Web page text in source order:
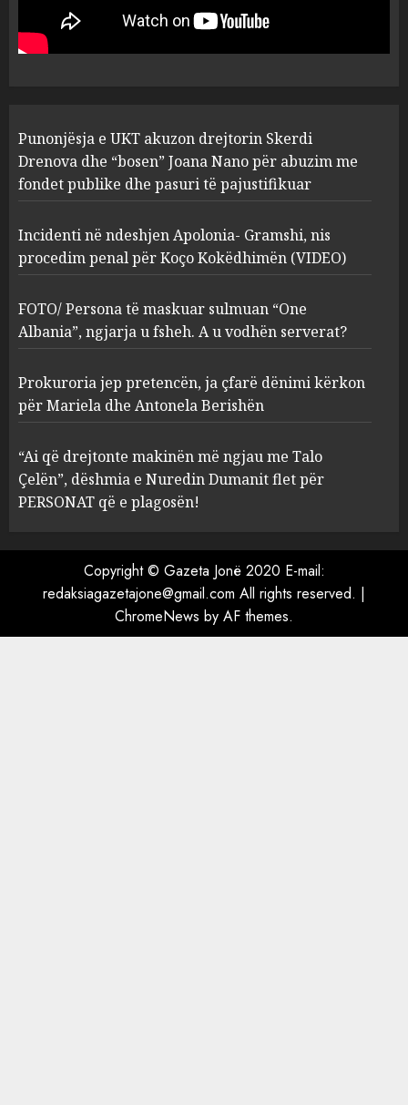
1
“bosen” Joana Nano për
abuzim me fondet publike dhe
pasuri të pajustifikuar
2
Apolonia- Gramshi, nis
procedim penal për Koço
Kokëdhimën (VIDEO)
MARCH 27, 2025
3
FOTO/ Persona të maskuar
sulmuan “One Albania”,
ngjarja u fsheh. A u vodhën
serverat?
MARCH 25, 2025
4
Prokuroria jep pretencën, ja
çfarë dënimi kërkon për
Berishën
MARCH 25, 2025
ngjau me Talo Çelën”,
dëshmia e Nuredin Dumanit
flet për PERSONAT që e
plagosën!
Punonjësja e UKT akuzon drejtorin Skerdi
Drenova dhe “bosen” Joana Nano për abuzim me
fondet publike dhe pasuri të pajustifikuar
Incidenti në ndeshjen Apolonia- Gramshi, nis
procedim penal për Koço Kokëdhimën (VIDEO)
FOTO/ Persona të maskuar sulmuan “One
Albania”, ngjarja u fsheh. A u vodhën serverat?
Prokuroria jep pretencën, ja çfarë dënimi kërkon
për Mariela dhe Antonela Berishën
“Ai që drejtonte makinën më ngjau me Talo
Çelën”, dëshmia e Nuredin Dumanit flet për
PERSONAT që e plagosën!
Copyright © Gazeta Jonë 2020 E-mail:
redaksiagazetajone@gmail.com All rights reserved. |
ChromeNews by AF themes.